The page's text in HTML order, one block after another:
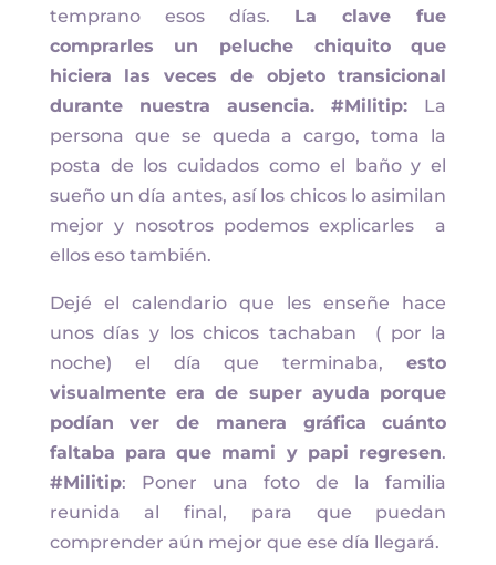
temprano esos días. La clave fue
comprarles un peluche chiquito que
hiciera las veces de objeto transicional
durante nuestra ausencia. #Militip: La
persona que se queda a cargo, toma la
posta de los cuidados como el baño y el
sueño un día antes, así los chicos lo asimilan
mejor y nosotros podemos explicarles a
ellos eso también.
Dejé el calendario que les enseñe hace
unos días y los chicos tachaban ( por la
noche) el día que terminaba,esto
visualmente era de super ayuda porque
podían ver de manera gráfica cuánto
faltaba para que mami y papi regresen.
#Militip: Poner una foto de la familia
reunida al final, para que puedan
comprender aún mejor que ese día llegará.